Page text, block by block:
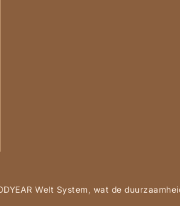
Welt System, wat de